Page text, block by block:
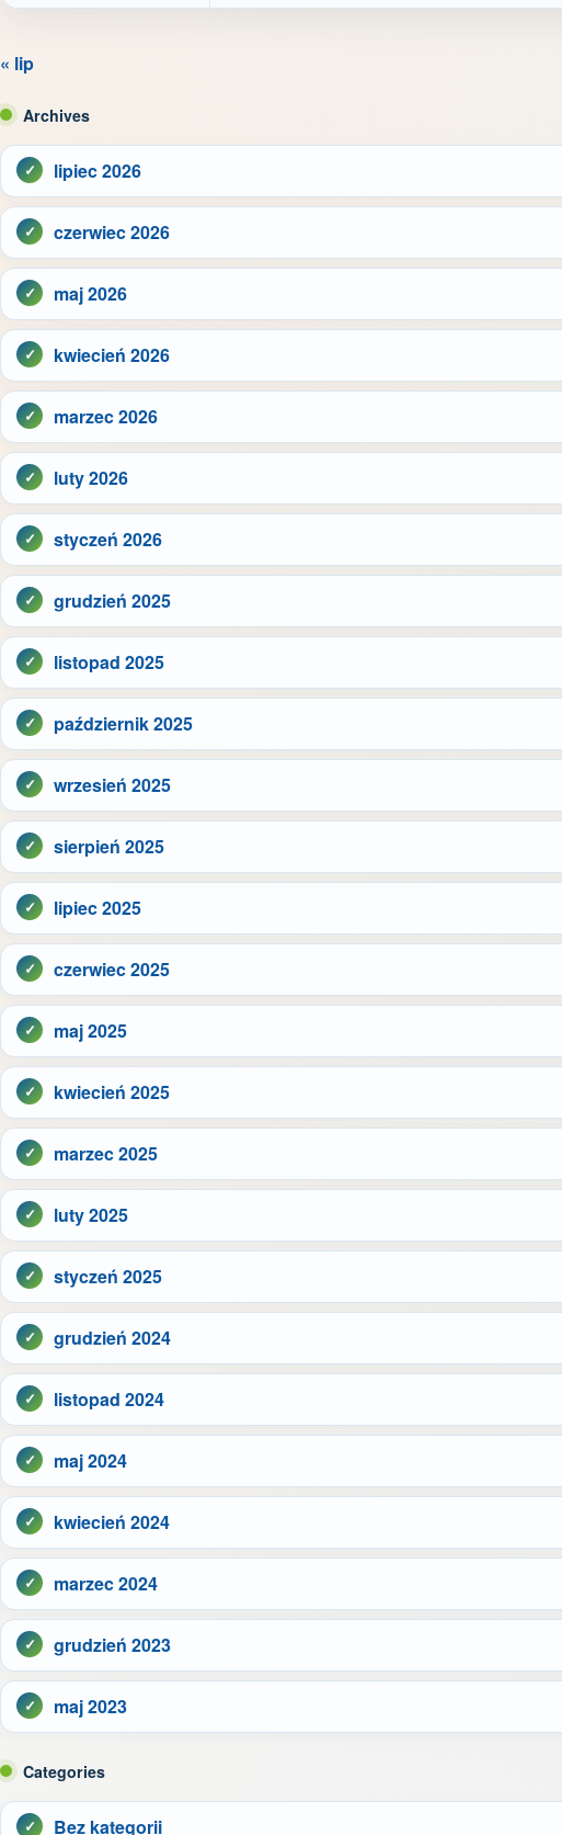
« lip
Archives
lipiec 2026
czerwiec 2026
maj 2026
kwiecień 2026
marzec 2026
luty 2026
styczeń 2026
grudzień 2025
listopad 2025
październik 2025
wrzesień 2025
sierpień 2025
lipiec 2025
czerwiec 2025
maj 2025
kwiecień 2025
marzec 2025
luty 2025
styczeń 2025
grudzień 2024
listopad 2024
maj 2024
kwiecień 2024
marzec 2024
grudzień 2023
maj 2023
Categories
Bez kategorii